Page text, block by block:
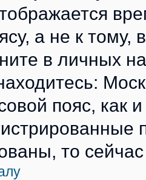
а не к тому,
в личных
пояс, как
то